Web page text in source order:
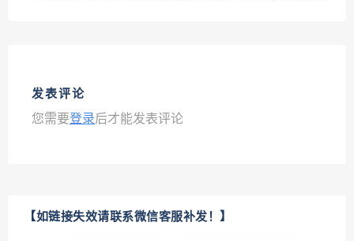
发表评论
您需要登录后才能发表评论
【如链接失效请联系微信客服补发！】